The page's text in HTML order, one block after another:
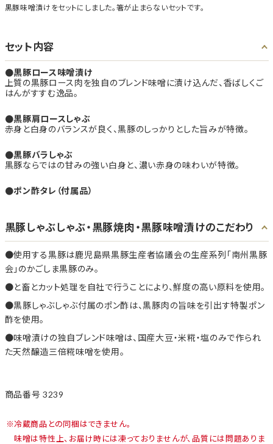
黒豚味噌漬けをセットにしました。箸が止まらないセットです。
セット内容
黒豚ロース味噌漬け
上質の黒豚ロース肉を独自のブレンド味噌に漬け込んだ、香ばしくご
はんがすすむ逸品。
黒豚肩ロースしゃぶ
赤身と白身のバランスが良く、黒豚のしっかりとした旨みが特徴。
黒豚バラしゃぶ
黒豚ならではの甘みの強い白身と、濃い赤身の味わいが特徴。
ポン酢タレ（付属品）
黒豚しゃぶしゃぶ・黒豚焼肉・黒豚味噌漬けのこだわり
使用する黒豚は鹿児島県黒豚生産者協議会の生産系列「南州黒豚
会」のかごしま黒豚のみ。
と畜とカット処理を自社で行うことにより、鮮度の高い原料を使用。
黒豚しゃぶしゃぶ付属のポン酢は、黒豚肉の旨味を引出す特製ポン
酢を使用。
味噌漬けの独自ブレンド味噌は、国産大豆・米糀・塩のみで作られ
た天然醸造三倍糀味噌を使用。
商品番号 3239
冷蔵商品との同梱はできません。
味噌は特性上、お届け時には凍っておりませんが、品質には問題ありま